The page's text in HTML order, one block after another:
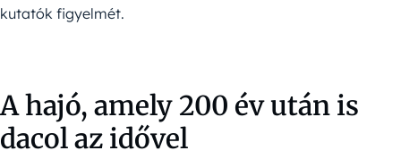
kutatók figyelmét.
A hajó, amely 200 év után is
dacol az idővel